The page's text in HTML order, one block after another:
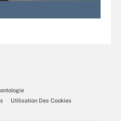
Utilisation Des Cookies